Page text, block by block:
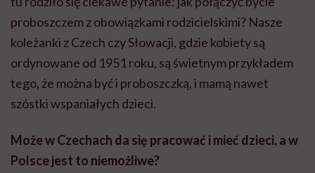
proboszczem z obowiązkami rodzicielskimi? Nasze
koleżanki z Czech czy Słowacji, gdzie kobiety są
ordynowane od 1951 roku, są świetnym przykładem
tego, że można być i proboszczką, i mamą nawet
szóstki wspaniałych dzieci.
Może w Czechach da się pracować i mieć dzieci, a w
Polsce jest to niemożliwe?